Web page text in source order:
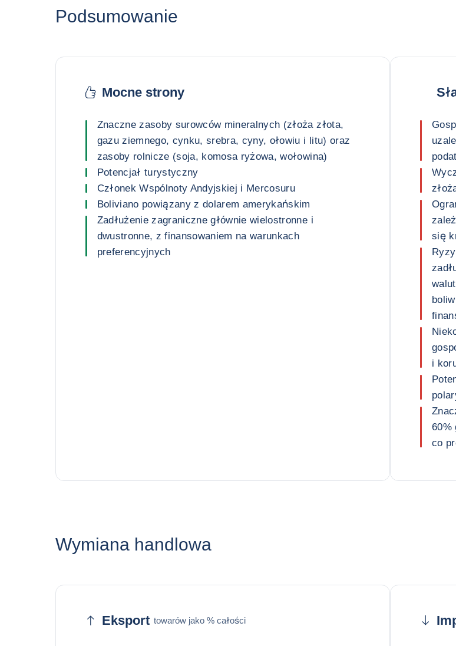
Podsumowanie
Mocne strony
Znaczne zasoby surowców mineralnych (złoża złota,
gazu ziemnego, cynku, srebra, cyny, ołowiu i litu) oraz
zasoby rolnicze (soja, komosa ryżowa, wołowina)
Potencjał turystyczny
Członek Wspólnoty Andyjskiej i Mercosuru
Boliviano powiązany z dolarem amerykańskim
Zadłużenie zagraniczne głównie wielostronne i
dwustronne, z finansowaniem na warunkach
preferencyjnych
się
i
60%
co
Wymiana handlowa
Eksport towarów jako % całości